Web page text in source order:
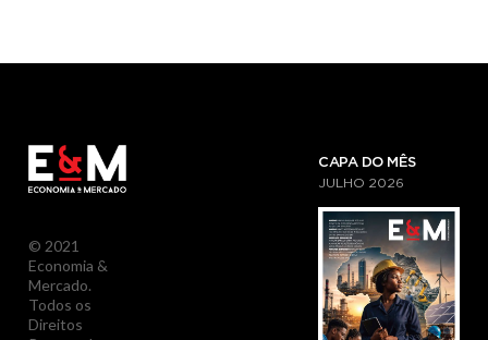
© 2021
Economia &
Mercado.
Todos os
Direitos
CAPA DO MÊS
JULHO 2026